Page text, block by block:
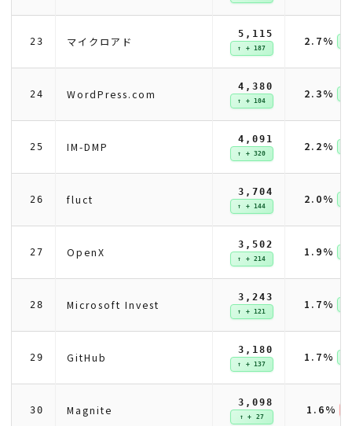
23 マイクロアド
5,115
↑ + 187 2.7%
24 WordPress.com
4,380
↑ + 104 2.3%
25 IM-DMP
4,091
↑ + 320 2.2%
26 fluct
3,704
↑ + 144 2.0%
27 OpenX
3,502
↑ + 214 1.9%
28 Microsoft Invest
3,243
↑ + 121 1.7%
29 GitHub
3,180
↑ + 137 1.7%
30 Magnite
3,098
↑ + 27 1.6%